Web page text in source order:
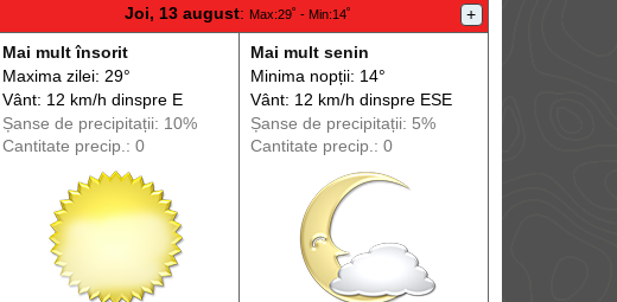
Joi, 13 august: Max:29˚ - Min:14˚ +
Mai mult însorit
Maxima zilei: 29°
Vânt: 12 km/h dinspreE
Șanse de precipitații: 10%
Cantitate precip.: 0
Mai mult senin
Minima nopții: 14°
Vânt: 12 km/h dinspreESE
Șanse de precipitații: 5%
Cantitate precip.: 0